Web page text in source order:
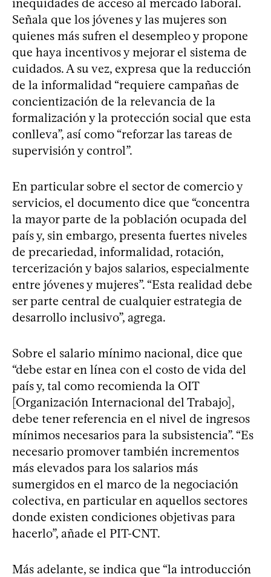
Señala que los jóvenes y las mujeres son
quienes más sufren el desempleo y propone
que haya incentivos y mejorar el sistema de
cuidados. A su vez, expresa que la reducción
de la informalidad “requiere campañas de
concientización de la relevancia de la
formalización y la protección social que esta
conlleva”, así como “reforzar las tareas de
supervisión y control”.
En particular sobre el sector de comercio y
servicios, el documento dice que “concentra
la mayor parte de la población ocupada del
país y, sin embargo, presenta fuertes niveles
de precariedad, informalidad, rotación,
tercerización y bajos salarios, especialmente
entre jóvenes y mujeres”. “Esta realidad debe
ser parte central de cualquier estrategia de
desarrollo inclusivo”, agrega.
Sobre el salario mínimo nacional, dice que
“debe estar en línea con el costo de vida del
país y, tal como recomienda la OIT
[Organización Internacional del Trabajo],
debe tener referencia en el nivel de ingresos
mínimos necesarios para la subsistencia”. “Es
necesario promover también incrementos
más elevados para los salarios más
sumergidos en el marco de la negociación
colectiva, en particular en aquellos sectores
donde existen condiciones objetivas para
hacerlo”, añade el PIT-CNT.
Más adelante, se indica que “la introducción